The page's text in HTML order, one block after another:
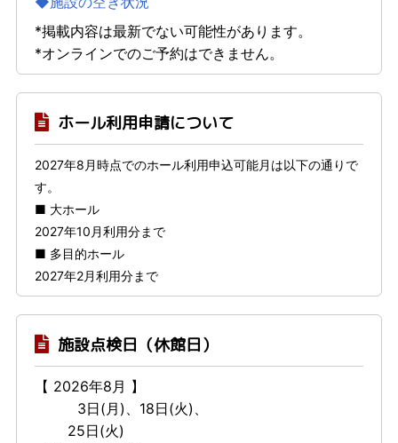
*掲載内容は最新でない可能性があります。
*オンラインでのご予約はできません。
ホール利用申請について
2027年8月時点でのホール利用申込可能月は以下の通りで
す。
■ 大ホール
2027年10月利用分まで
■ 多目的ホール
2027年2月利用分まで
施設点検日（休館日）
【 2026年8月 】
3日(月)、18日(火)、
25日(火)